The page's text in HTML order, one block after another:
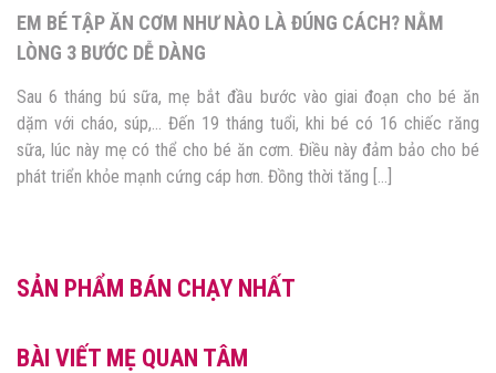
4 PHƯƠNG PHÁP ĂN DẶM CHO BÉ PHỔ BIẾN NHẤT HIỆN
NAY
Quá trình phát triển trưởng thành của con không thể thiếu giai đoạn
ăn dặm. Đây không chỉ là cơ hội giúp bé hình thành thói quen, kỹ
năng ăn uống sau này mà còn là thời điểm vàng bổ sung dưỡng
chất cho sự phát triển toàn diện của trẻ. Tuy nhiên, nhiều mẹ […]
SẢN PHẨM BÁN CHẠY NHẤT
BÀI VIẾT MẸ QUAN TÂM